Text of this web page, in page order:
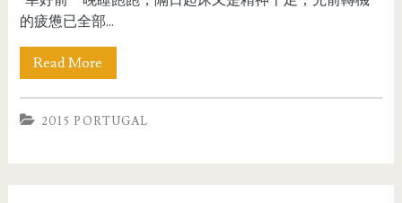
的疲憊已全部...
Read More
2015 PORTUGAL